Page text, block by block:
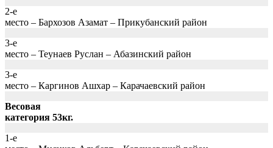
2-е
место – Бархозов Азамат – Прикубанский район
3-е
место – Теунаев Руслан – Абазинский район
3-е
место – Каргинов Ашхар – Карачаевский район
Весовая
категория 53кг.
1-е